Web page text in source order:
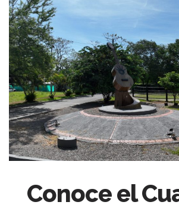
Conoce el